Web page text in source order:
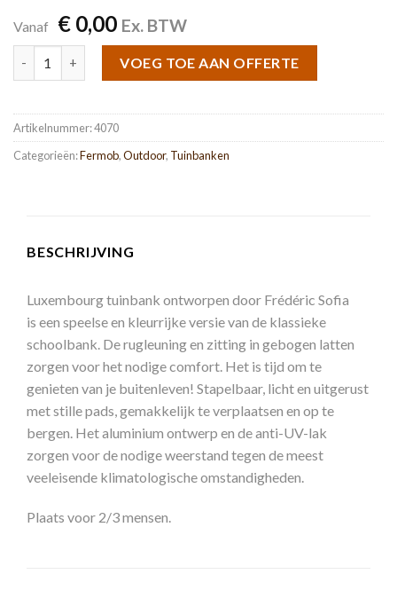
Vanaf €0,00 Ex. BTW
VOEG TOE AAN OFFERTE
Artikelnummer:4070
Categorieën:Fermob,Outdoor, Tuinbanken
BESCHRIJVING
Luxembourg tuinbank ontworpen door Frédéric Sofia
is een speelse en kleurrijke versie van de klassieke
schoolbank. De rugleuning en zitting in gebogen latten
zorgen voor het nodige comfort. Het is tijd om te
genieten van je buitenleven! Stapelbaar, licht en uitgerust
met stille pads, gemakkelijk te verplaatsen en op te
bergen. Hetaluminium ontwerp en de anti-UV-lak
zorgen voor de nodige weerstand tegen de meest
veeleisende klimatologische omstandigheden.
Plaats voor 2/3 mensen.